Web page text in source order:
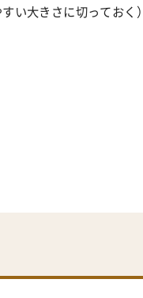
い大きさに切っておく）